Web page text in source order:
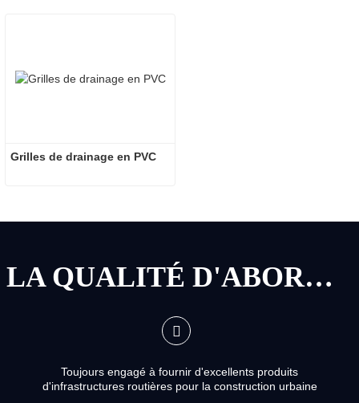
Grilles de drainage en PVC
LA QUALITÉ D'ABORD, LE SERVICE D'ABORD
Toujours engagé à fournir d'excellents produits
d'infrastructures routières pour la construction urbaine